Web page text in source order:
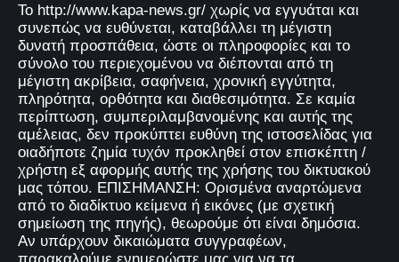
Το http://www.kapa-news.gr/ χωρίς να εγγυάται και
συνεπώς να ευθύνεται, καταβάλλει τη μέγιστη
δυνατή προσπάθεια, ώστε οι πληροφορίες και το
σύνολο του περιεχομένου να διέπονται από τη
μέγιστη ακρίβεια, σαφήνεια, χρονική εγγύτητα,
πληρότητα, ορθότητα και διαθεσιμότητα. Σε καμία
περίπτωση, συμπεριλαμβανομένης και αυτής της
αμέλειας, δεν προκύπτει ευθύνη της ιστοσελίδας για
οιαδήποτε ζημία τυχόν προκληθεί στον επισκέπτη /
χρήστη εξ αφορμής αυτής της χρήσης του δικτυακού
μας τόπου. ΕΠΙΣΗΜΑΝΣΗ: Ορισμένα αναρτώμενα
από το διαδίκτυο κείμενα ή εικόνες (με σχετική
σημείωση της πηγής), θεωρούμε ότι είναι δημόσια.
Αν υπάρχουν δικαιώματα συγγραφέων,
παρακαλούμε ενημερώστε μας για να τα